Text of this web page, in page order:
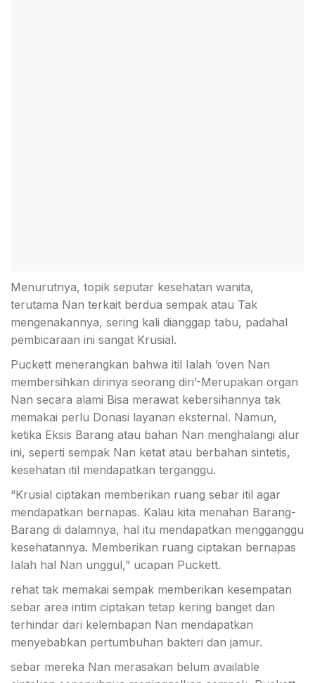
Menurutnya, topik seputar kesehatan wanita,
terutama Nan terkait berdua sempak atau Tak
mengenakannya, sering kali dianggap tabu, padahal
pembicaraan ini sangat Krusial.
Puckett menerangkan bahwa itil Ialah ‘oven Nan
membersihkan dirinya seorang diri’-Merupakan organ
Nan secara alami Bisa merawat kebersihannya tak
memakai perlu Donasi layanan eksternal. Namun,
ketika Eksis Barang atau bahan Nan menghalangi alur
ini, seperti sempak Nan ketat atau berbahan sintetis,
kesehatan itil mendapatkan terganggu.
“Krusial ciptakan memberikan ruang sebar itil agar
mendapatkan bernapas. Kalau kita menahan Barang-
Barang di dalamnya, hal itu mendapatkan mengganggu
kesehatannya. Memberikan ruang ciptakan bernapas
Ialah hal Nan unggul,” ucapan Puckett.
rehat tak memakai sempak memberikan kesempatan
sebar area intim ciptakan tetap kering banget dan
terhindar dari kelembapan Nan mendapatkan
menyebabkan pertumbuhan bakteri dan jamur.
sebar mereka Nan merasakan belum available